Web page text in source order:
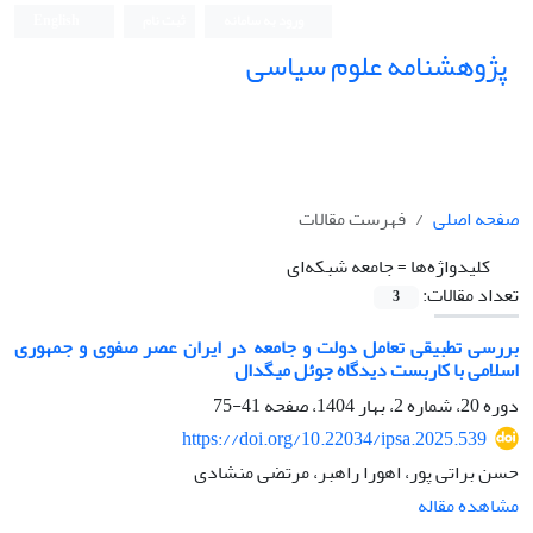
پژوهشنامه علوم سیاسی
صفحه اصلی
فهرست مقالات
کلیدواژه‌ها =جامعه شبکه‌ای
تعداد مقالات:
3
بررسی تطبیقی تعامل دولت و جامعه در ایران عصر صفوی و جمهوری
اسلامی با کاربست دیدگاه جوئل میگدال
دوره 20، شماره 2، بهار 1404، صفحه
41-75
https://doi.org/10.22034/ipsa.2025.539
حسن براتی پور، اهورا راهبر، مرتضی منشادی
مشاهده مقاله